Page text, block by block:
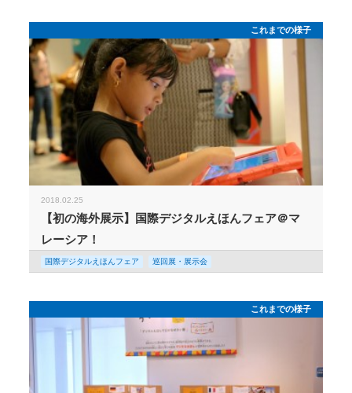
これまでの様子
2018.02.25
【初の海外展示】国際デジタルえほんフェア＠マ
レーシア！
国際デジタルえほんフェア 巡回展・展示会
これまでの様子